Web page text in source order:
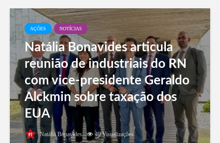
AÇÕES NOTÍCIAS
Natália Bonavides articula
reunião de industriais do RN
com vice-presidente Geraldo
Alckmin sobre taxação dos
EUA
Natália Bonavides 40 Visualizações